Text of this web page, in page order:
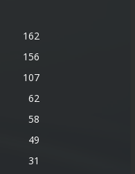
162
156
107
62
58
49
31